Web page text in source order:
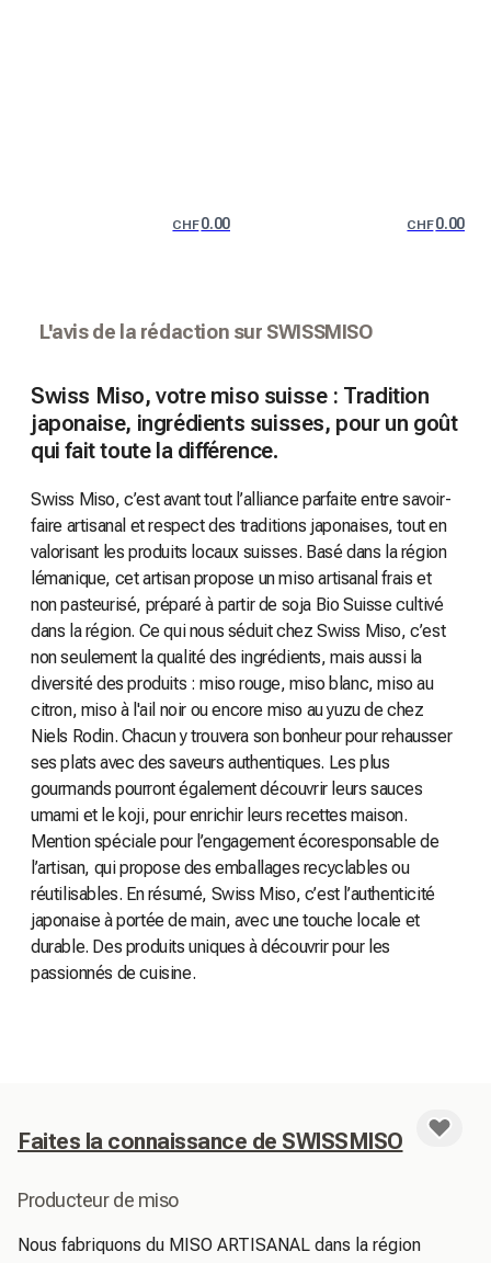
CHF0.00 CHF0.00
L'avis de la rédaction sur SWISSMISO
Swiss Miso, votre miso suisse : Tradition
japonaise, ingrédients suisses, pour un goût
qui fait toute la différence.
Swiss Miso, c’est avant tout l’alliance parfaite entre savoir-
faire artisanal et respect des traditions japonaises, tout en
valorisant les produits locaux suisses. Basé dans la région
lémanique, cet artisan propose un miso artisanal frais et
non pasteurisé, préparé à partir de soja Bio Suisse cultivé
dans la région. Ce qui nous séduit chez Swiss Miso, c’est
non seulement la qualité des ingrédients, mais aussi la
diversité des produits : miso rouge, miso blanc, miso au
citron, miso à l'ail noir ou encore miso au yuzu de chez
Niels Rodin. Chacun y trouvera son bonheur pour rehausser
ses plats avec des saveurs authentiques. Les plus
gourmands pourront également découvrir leurs sauces
umami et le koji, pour enrichir leurs recettes maison.
Mention spéciale pour l’engagement écoresponsable de
l’artisan, qui propose des emballages recyclables ou
réutilisables. En résumé, Swiss Miso, c’est l’authenticité
japonaise à portée de main, avec une touche locale et
durable. Des produits uniques à découvrir pour les
passionnés de cuisine.
Faites la connaissance de SWISSMISO
Producteur de miso
Nous fabriquons du MISO ARTISANAL dans la région